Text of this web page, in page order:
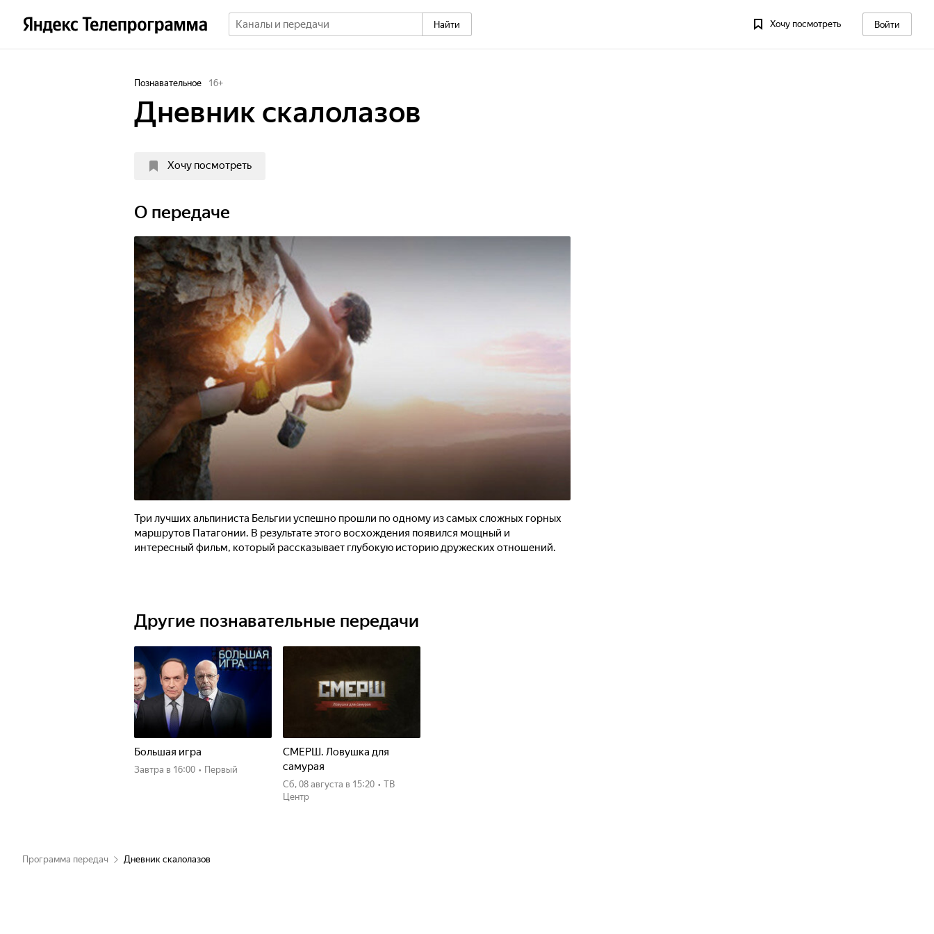
Найти Хочу посмотреть Войти
Познавательное 16+
Дневник скалолазов
Хочу посмотреть
О передаче
Три лучших альпиниста Бельгии успешно прошли по одному из самых сложных горных
маршрутов Патагонии. В результате этого восхождения появился мощный и
интересный фильм, который рассказывает глубокую историю дружеских отношений.
Другие познавательные передачи
Большая игра
Завтра в 16:00 • Первый
СМЕРШ. Ловушка для
самурая
сб, 08 августа в 15:20 • ТВ
Центр
Программа передач Дневник скалолазов